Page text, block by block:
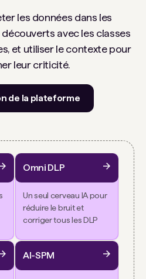
les données dans les
avec les classes
et utiliser le contexte pour
leur criticité.
de la plateforme
Omni DLP
Un seul cerveau IA pour
réduire le bruit et
corriger tous les DLP
AI-SPM